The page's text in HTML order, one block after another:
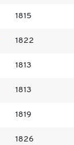
1815
1822
1813
1813
1819
1826